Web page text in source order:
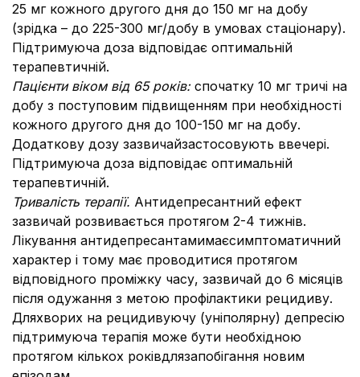
25 мг кожного другого дня до 150 мг на добу
(зрідка – до 225-300 мг/добу в умовах стаціонару).
Підтримуюча доза відповідає оптимальній
терапевтичній.
Пацієнти віком від 65 років: спочатку 10 мг тричі на
добу з поступовим підвищенням при необхідності
кожного другого дня до 100-150 мг на добу.
Додаткову дозу зазвичайзастосовують ввечері.
Підтримуюча доза відповідає оптимальній
терапевтичній.
Тривалість терапії. Антидепресантний ефект
зазвичай розвивається протягом 2-4 тижнів.
Лікування антидепресантамимаєсимптоматичний
характер і тому має проводитися протягом
відповідного проміжку часу, зазвичай до 6 місяців
після одужання з метою профілактики рецидиву.
Дляхворих на рецидивуючу (уніполярну) депресію
підтримуюча терапія може бути необхідною
протягом кількох роківдлязапобігання новим